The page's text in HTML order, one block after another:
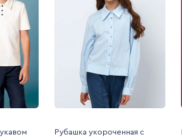
Рубашка укороченная с